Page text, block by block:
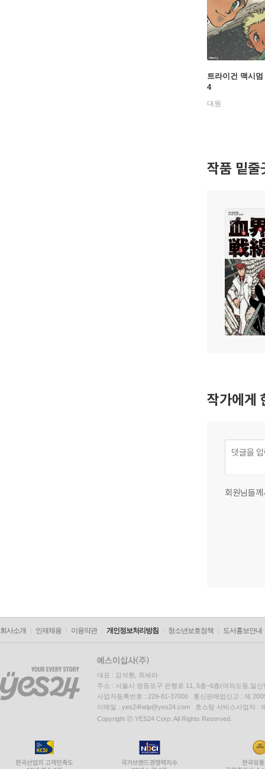
트라이건 맥시
4
대원
작품 밑줄
작가에게
회원님들
회사소개 인재채용 이용약관 개인정보처리방침 청소년보호정책 도서홍보안내
대표 : 김석환, 최세라
주소 : 서울시 영등포구 은행로 11, 5층~6층(여의도동,일신
사업자등록번호 : 229-81-37000 통신판매업신고 : 제
이메일 : yes24help@yes24.com 호스팅 서비스사업자 :
Copyright ⓒ YES24 Corp. All Rights Reserved.